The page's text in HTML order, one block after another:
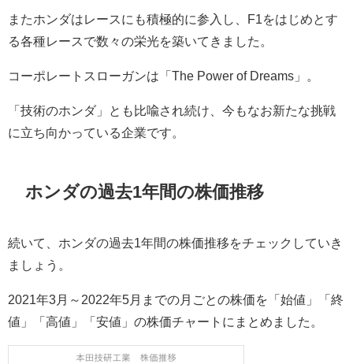
またホンダはレースにも積極的に参入し、F1をはじめとす
る各種レースで数々の栄光を築いてきました。
コーポレートスローガンは「The Power of Dreams」。
「技術のホンダ」とも比喩され続け、今もなお新たな挑戦
に立ち向かっている企業です。
ホンダの過去1年間の株価推移
続いて、ホンダの過去1年間の株価推移をチェックしていき
ましょう。
2021年3月～2022年5月までの月ごとの株価を「始値」「終
値」「高値」「安値」の株価チャートにまとめました。